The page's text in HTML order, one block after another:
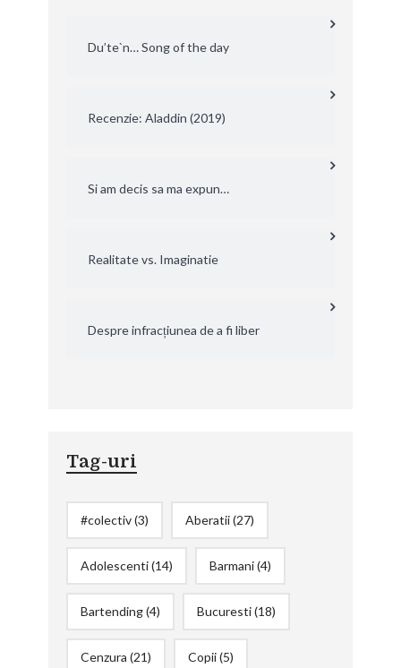
Du’te`n… Song of the day
Recenzie: Aladdin (2019)
Si am decis sa ma expun…
Realitate vs. Imaginatie
Despre infracțiunea de a fi liber
Tag-uri
#colectiv(3) Aberatii(27)
Adolescenti(14) Barmani(4)
Bartending(4) Bucuresti(18)
Cenzura (21) Copii(5)